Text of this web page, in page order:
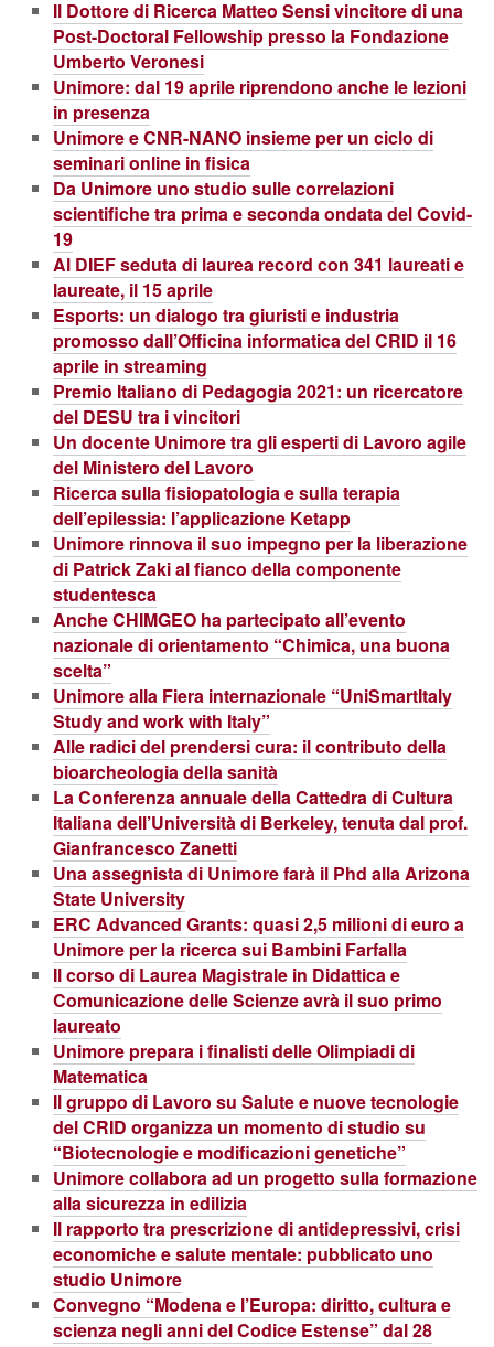
Il Dottore di Ricerca Matteo Sensi vincitore di una
Post-Doctoral Fellowship presso la Fondazione
Umberto Veronesi
Unimore: dal 19 aprile riprendono anche le lezioni
in presenza
Unimore e CNR-NANO insieme per un ciclo di
seminari online in fisica
Da Unimore uno studio sulle correlazioni
scientifiche tra prima e seconda ondata del Covid-
19
Al DIEF seduta di laurea record con 341 laureati e
laureate, il 15 aprile
Esports: un dialogo tra giuristi e industria
promosso dall’Officina informatica del CRID il 16
aprile in streaming
Premio Italiano di Pedagogia 2021: un ricercatore
del DESU tra i vincitori
Un docente Unimore tra gli esperti di Lavoro agile
del Ministero del Lavoro
Ricerca sulla fisiopatologia e sulla terapia
dell’epilessia: l’applicazione Ketapp
Unimore rinnova il suo impegno per la liberazione
di Patrick Zaki al fianco della componente
studentesca
Anche CHIMGEO ha partecipato all’evento
nazionale di orientamento “Chimica, una buona
scelta”
Unimore alla Fiera internazionale “UniSmartItaly
Study and work with Italy”
Alle radici del prendersi cura: il contributo della
bioarcheologia della sanità
La Conferenza annuale della Cattedra di Cultura
Italiana dell’Università di Berkeley, tenuta dal prof.
Gianfrancesco Zanetti
Una assegnista di Unimore farà il Phd alla Arizona
State University
ERC Advanced Grants: quasi 2,5 milioni di euro a
Unimore per la ricerca sui Bambini Farfalla
Il corso di Laurea Magistrale in Didattica e
Comunicazione delle Scienze avrà il suo primo
laureato
Unimore prepara i finalisti delle Olimpiadi di
Matematica
Il gruppo di Lavoro su Salute e nuove tecnologie
del CRID organizza un momento di studio su
“Biotecnologie e modificazioni genetiche”
Unimore collabora ad un progetto sulla formazione
alla sicurezza in edilizia
Il rapporto tra prescrizione di antidepressivi, crisi
economiche e salute mentale: pubblicato uno
studio Unimore
Convegno “Modena e l’Europa: diritto, cultura e
scienza negli anni del Codice Estense” dal 28